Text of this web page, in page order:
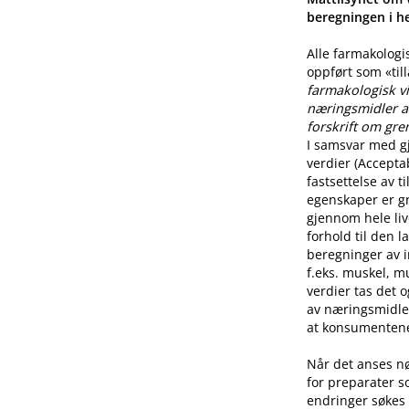
beregningen i
Alle
oppført som
farmakologisk
næringsmidler
forskrift om
I samsvar med
verdier
fastsettelse av
egenskaper er
gjennom hele
forhold til den
beregninger av
f.eks. muskel,
verdier tas det
av
at
Når det anses
for preparater
endringer